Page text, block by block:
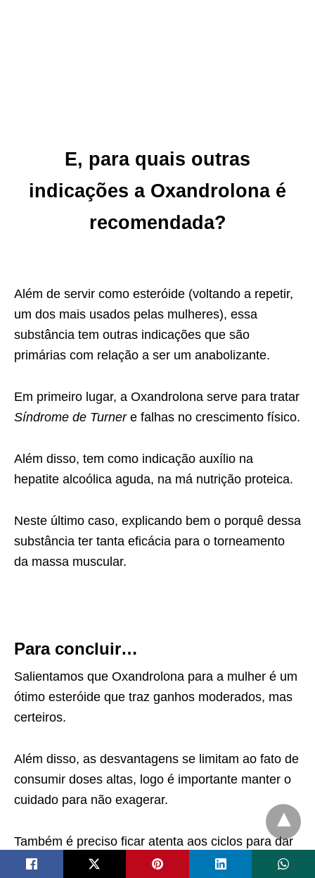
E, para quais outras
indicações a Oxandrolona é
recomendada?
Além de servir como esteróide (voltando a repetir,
um dos mais usados pelas mulheres), essa
substância tem outras indicações que são
primárias com relação a ser um anabolizante.
Em primeiro lugar, a Oxandrolona serve para tratar
Síndrome de Turnere falhas no crescimento físico.
Além disso, tem como indicação auxílio na
hepatite alcoólica aguda, na má nutrição proteica.
Neste último caso, explicando bem o porquê dessa
substância ter tanta eficácia para o torneamento
da massa muscular.
Para concluir…
Salientamos que Oxandrolona para a mulher é um
ótimo esteróide que traz ganhos moderados, mas
certeiros.
Além disso, as desvantagens se limitam ao fato de
consumir doses altas, logo é importante manter o
cuidado para não exagerar.
Também é preciso ficar atenta aos ciclos para dar
a pausa no uso da substância para que os